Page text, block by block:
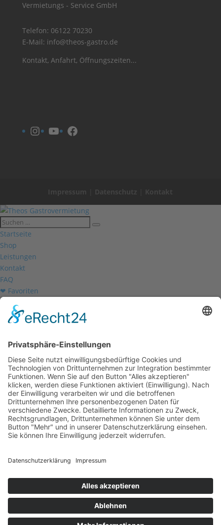
Vermietungs - Service GmbH
Telefon: 06122 70230
E-Mail: info@theos-gastro.de
Kontakt, Anfahrt, Öffnungszeiten...
Instagram
YouTubeFacebook
Impressum Datenschutz Kontakt
Startseite
Shop
Leistungen
Kontakt
FAQ
❤ Favoriten
Mein Konto
Betriebsferien
Wir befinden uns vom
19.12.2025 bis einschließlich 07.01.2026
in unseren Betriebsferien.
In dieser Zeit werden Anfragen
weiterhin bearbeitet, allerdings
kann es zu Verzögerungen bei der